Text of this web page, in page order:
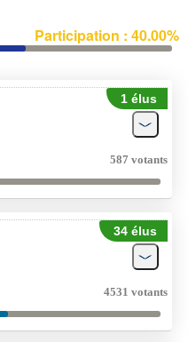
Participation : 40.00%
1 élus
587 votants
34 élus
4531 votants